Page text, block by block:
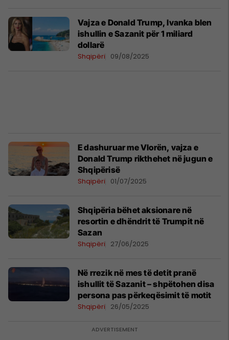
Vajza e Donald Trump, Ivanka blen
ishullin e Sazanit për 1 miliard
dollarë
Shqipëri 09/08/2025
E dashuruar me Vlorën, vajza e
Donald Trump rikthehet në jugun e
Shqipërisë
Shqipëri 01/07/2025
Shqipëria bëhet aksionare në
resortin e dhëndrit të Trumpit në
Sazan
Shqipëri 27/06/2025
Në rrezik në mes të detit pranë
ishullit të Sazanit – shpëtohen disa
persona pas përkeqësimit të motit
Shqipëri 26/05/2025